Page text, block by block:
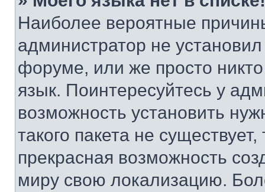
Наиболее вероятные
администратор не
форуме, или же просто
язык. Поинтересуйтесь у
возможность установить
такого пакета не
прекрасная возможность
миру свою локализацию.